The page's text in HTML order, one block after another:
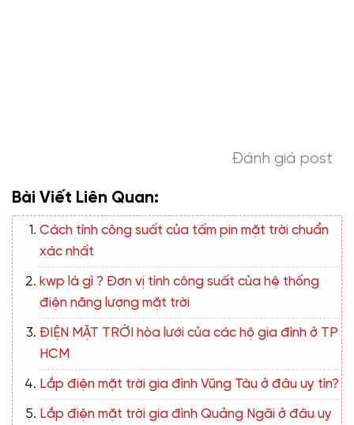
Đánh giá post
Bài Viết Liên Quan:
Cách tính công suất của tấm pin mặt trời chuẩn
xác nhất
kwp là gì ? Đơn vị tính công suất của hệ thống
điện năng lượng mặt trời
ĐIỆN MẶT TRỜI hòa lưới của các hộ gia đình ở TP
HCM
Lắp điện mặt trời gia đình Vũng Tàu ở đâu uy tín?
Lắp điện mặt trời gia đình Quảng Ngãi ở đâu uy